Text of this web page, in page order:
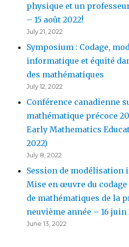
physique et un
– 15 août 2022!
July 21, 2022
Symposium : Codage,
informatique et équité
des mathématiques
July 12, 2022
Conférence canadienne
mathématique précoce
Early Mathematics
2022)
July 8, 2022
Session de modélisation
Mise en œuvre du codage
de mathématiques de la
neuvième année – 16 juin
June 13, 2022